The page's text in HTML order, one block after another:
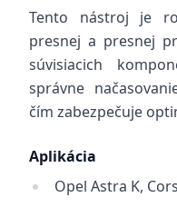
Tento nástroj je
presnej a presnej
súvisiacich
správne
čím zabezpečuje
Aplikácia
Opel Astra K,